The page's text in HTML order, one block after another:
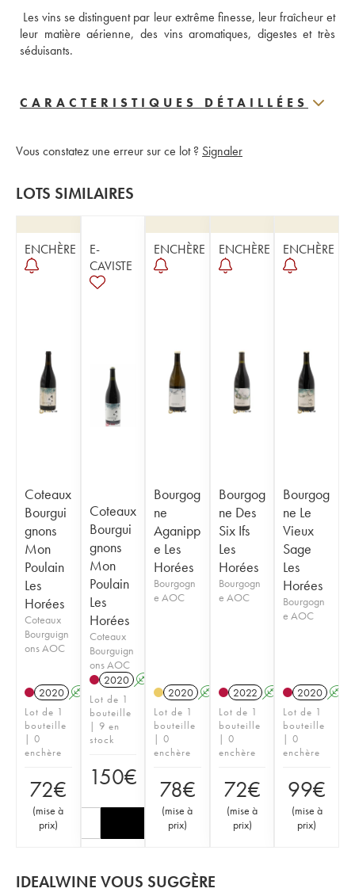
Les vins se distinguent par leur extrême finesse, leur fraîcheur et
leur matière aérienne, des vins aromatiques, digestes et très
séduisants.
CARACTERISTIQUES DÉTAILLÉES
Vous constatez une erreur sur ce lot ? Signaler
LOTS SIMILAIRES
ENCHÈRE
Coteaux
Bourgui
gnons
Mon
Poulain
Les
Horées
Coteaux
Bourguign
ons AOC
2020 A K
Lot de 1
bouteille
| 0
enchère
72€
(mise à
prix)
E-
CAVISTE
Coteaux
Bourgui
gnons
Mon
Poulain
Les
Horées
Coteaux
Bourguign
ons AOC
2020 A
Lot de 1
bouteille
| 9 en
stock
150€
ENCHÈRE
Bourgog
ne
Aganipp
e Les
Horées
Bourgogn
e AOC
2020 A K
Lot de 1
bouteille
| 0
enchère
78€
(mise à
prix)
ENCHÈRE
Bourgog
ne Des
Six Ifs
Les
Horées
Bourgogn
e AOC
2022 A
Lot de 1
bouteille
| 0
enchère
72€
(mise à
prix)
ENCHÈRE
Bourgog
ne Le
Vieux
Sage
Les
Horées
Bourgogn
e AOC
2020 A
Lot de 1
bouteille
| 0
enchère
99€
(mise à
prix)
IDEALWINE VOUS SUGGÈRE